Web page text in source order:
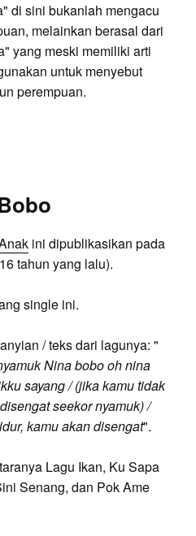
di sini bukanlah mengacu
melainkan berasal dari
yang meski memiliki arti
untuk menyebut
perempuan.
ini dipublikasikan pada
tahun yang lalu).
single ini.
/ teks dari lagunya: "
Nina bobo oh nina
sayang / (jika kamu tidak
seekor nyamuk) /
kamu akan disengat".
Lagu Ikan, Ku Sapa
Senang, dan Pok Ame